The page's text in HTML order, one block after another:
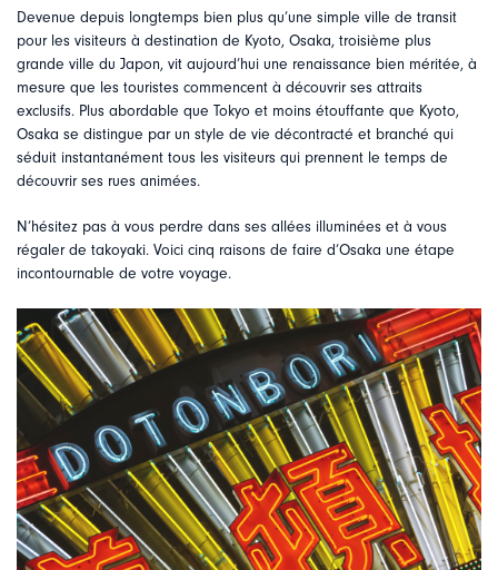
Devenue depuis longtemps bien plus qu’une simple ville de transit
pour les visiteurs à destination de Kyoto, Osaka, troisième plus
grande ville du Japon, vit aujourd’hui une renaissance bien méritée, à
mesure que les touristes commencent à découvrir ses attraits
exclusifs. Plus abordable que Tokyo et moins étouffante que Kyoto,
Osaka se distingue par un style de vie décontracté et branché qui
séduit instantanément tous les visiteurs qui prennent le temps de
découvrir ses rues animées.
N’hésitez pas à vous perdre dans ses allées illuminées et à vous
régaler de takoyaki. Voici cinq raisons de faire d’Osaka une étape
incontournable de votre voyage.